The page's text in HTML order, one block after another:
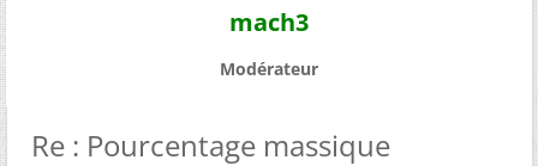
mach3
Modérateur
Re : Pourcentage massique